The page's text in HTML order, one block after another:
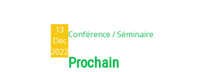
13
Dec
2022
Conférence / Séminaire
Prochain